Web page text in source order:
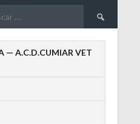
Buscar:
— A.C.D.CUMIAR VET